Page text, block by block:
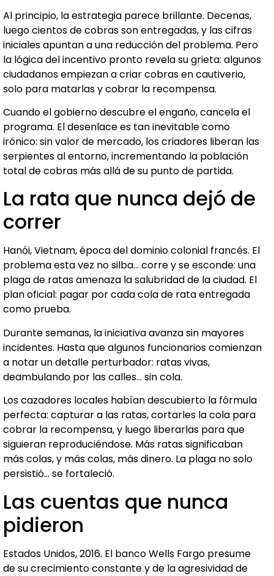
Al principio, la estrategia parece brillante. Decenas,
luego cientos de cobras son entregadas, y las cifras
iniciales apuntan a una reducción del problema. Pero
la lógica del incentivo pronto revela su grieta: algunos
ciudadanos empiezan a criar cobras en cautiverio,
solo para matarlas y cobrar la recompensa.
Cuando el gobierno descubre el engaño, cancela el
programa. El desenlace es tan inevitable como
irónico: sin valor de mercado, los criadores liberan las
serpientes al entorno, incrementando la población
total de cobras más allá de su punto de partida.
La rata que nunca dejó de
correr
Hanói, Vietnam, época del dominio colonial francés. El
problema esta vez no silba… corre y se esconde: una
plaga de ratas amenaza la salubridad de la ciudad. El
plan oficial: pagar por cada cola de rata entregada
como prueba.
Durante semanas, la iniciativa avanza sin mayores
incidentes. Hasta que algunos funcionarios comienzan
a notar un detalle perturbador: ratas vivas,
deambulando por las calles… sin cola.
Los cazadores locales habían descubierto la fórmula
perfecta: capturar a las ratas, cortarles la cola para
cobrar la recompensa, y luego liberarlas para que
siguieran reproduciéndose. Más ratas significaban
más colas, y más colas, más dinero. La plaga no solo
persistió… se fortaleció.
Las cuentas que nunca
pidieron
Estados Unidos, 2016. El banco Wells Fargo presume
de su crecimiento constante y de la agresividad de